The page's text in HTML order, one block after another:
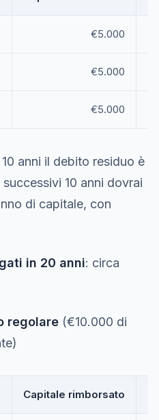
€5.000
€5.000
€5.000
anni il debito residuo è
10 anni dovrai
di capitale, con
in 20 anni: circa
regolare (€10.000 di
Capitale rimborsato